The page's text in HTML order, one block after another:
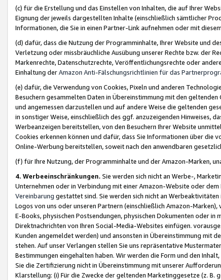
(c) für die Erstellung und das Einstellen von Inhalten, die auf Ihrer
Eignung der jeweils dargestellten Inhalte (einschließlich sämtlicher
Informationen, die Sie in einen Partner-Link aufnehmen oder mit
(d) dafür, dass die Nutzung der Programminhalte, Ihrer Website und
Verletzung oder missbräuchliche Ausübung unserer Rechte bzw. der
Markenrechte, Datenschutzrechte, Veröffentlichungsrechte oder
Einhaltung derAmazon Anti-Fälschungsrichtlinien für das
(e) dafür, die Verwendung von Cookies, Pixeln und anderen
Besuchern gesammelten Daten in Übereinstimmung mit den
und angemessen darzustellen und auf andere Weise die geltenden
in sonstiger Weise, einschließlich des ggf. anzuzeigenden Hinweises,
Werbeanzeigen bereitstellen, von den Besuchern Ihrer Website
Cookies erkennen können und dafür, dass Sie Informationen über die
Online-Werbung bereitstellen, soweit nach den anwendbaren
(f) für Ihre Nutzung, der Programminhalte und der Amazon-Marken,
4. Werbeeinschränkungen. Sie werden sich nicht an Werbe-,
Unternehmen oder in Verbindung mit einer Amazon-Website oder
Vereinbarung gestattet sind. Sie werden sich nicht an
Logos von uns oder unseren Partnern (einschließlich Amazon-
E-Books, physischen Postsendungen, physischen Dokumenten oder in
Direktnachrichten von Ihren Social-Media-Websites einfügen.
Kunden angemeldet werden) und ansonsten in Übereinstimmung mit
stehen. Auf unser Verlangen stellen Sie uns repräsentative
Bestimmungen eingehalten haben. Wir werden die Form und den
Sie die Zertifizierung nicht in Übereinstimmung mit unserer
Klarstellung: (i) Für die Zwecke der geltenden Marketinggesetze (z. B.